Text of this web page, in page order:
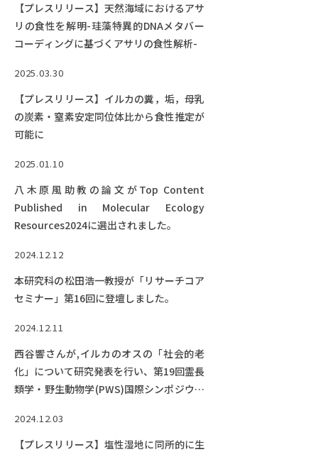
【プレスリリース】天然海域におけるアサ
リの食性を解明-珪藻特異的DNAメタバー
コーディングに基づくアサリの食性解析-
2025.03.30
【プレスリリース】イルカの糞，垢，母乳
の炭素・窒素安定同位体比から食性推定が
可能に
2025.01.10
八木原風助教の論文がTop Content
Published in Molecular Ecology
Resources2024に選出されました。
2024.12.12
本研究科の松田浩一教授が「リサーチコア
セミナー」第16回に登壇しました。
2024.12.11
西谷響さんが,イルカのオスの「社会的老
化」について研究発表を行い、第19回霊長
類学・野生動物学(PWS)国際シンポジウム
2024.12.03
【プレスリリース】塩性湿地に同所的に生